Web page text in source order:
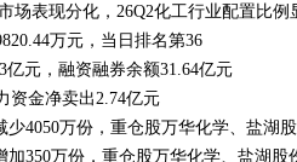
场表现分化，26Q2化工行业配置比例
万元，当日排名第36
元，融资融券余额31.64亿元
资金净卖出2.74亿元
少4050万份，重仓股万华化学、盐湖
加350万份，重仓股万华化学、盐湖股